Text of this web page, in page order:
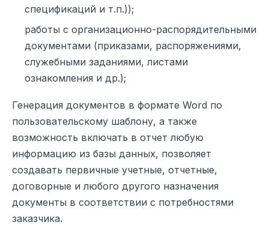
спецификаций и т.п.));
работы с организационно-распорядительными
документами (приказами, распоряжениями,
служебными заданиями, листами
ознакомления и др.);
Генерация документов в формате Word по
пользовательскому шаблону, а также
возможность включать в отчет любую
информацию из базы данных, позволяет
создавать первичные учетные, отчетные,
договорные и любого другого назначения
документы в соответствии с потребностями
заказчика.